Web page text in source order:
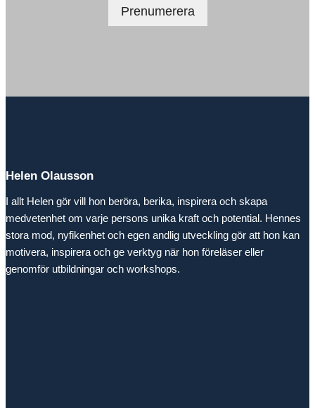
Helen Olausson
I allt Helen gör vill hon beröra, berika, inspirera och skapa
medvetenhet om varje persons unika kraft och potential. Hennes
stora mod, nyfikenhet och egen andlig utveckling gör att hon kan
motivera, inspirera och ge verktyg när hon föreläser eller
genomför utbildningar och workshops.